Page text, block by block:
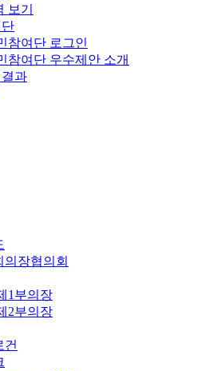
보기
참여단 로그인
참여단 우수제안 소개
과
의장협의회
1부의장
2부의장
건